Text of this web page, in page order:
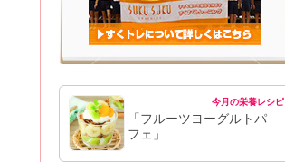
今月の栄養レシピ
「フルーツヨーグルトパ
フェ」